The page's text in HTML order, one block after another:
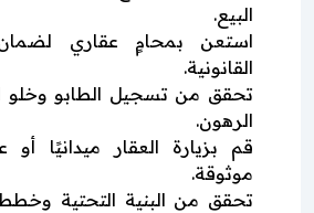
البيع.
استعن بمحامٍ عقاري لضمان
القانونية.
تحقق من تسجيل الطابو وخلو
الرهون.
قم بزيارة العقار ميدانيًا
موثوقة.
تحقق من البنية التحتية وخطط